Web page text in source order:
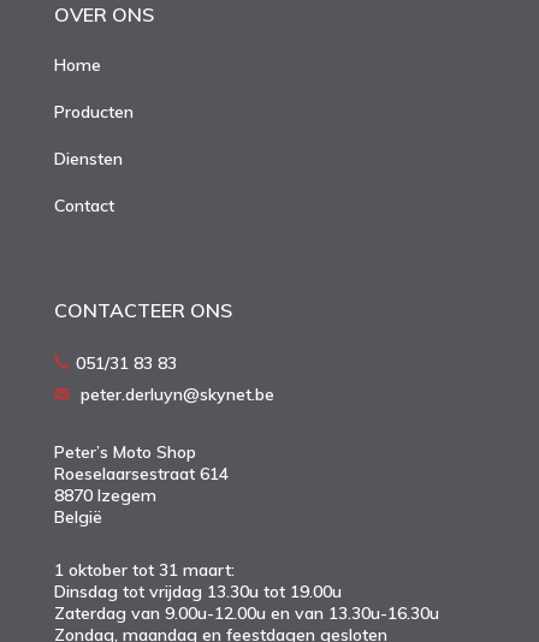
OVER ONS
Home
Producten
Diensten
Contact
CONTACTEER ONS
051/31 83 83
peter.derluyn@skynet.be
Peter’s Moto Shop
Roeselaarsestraat 614
8870 Izegem
België
1 oktober tot 31 maart:
Dinsdag tot vrijdag 13.30u tot 19.00u
Zaterdag van 9.00u-12.00u en van 13.30u-16.30u
Zondag, maandag en feestdagen gesloten